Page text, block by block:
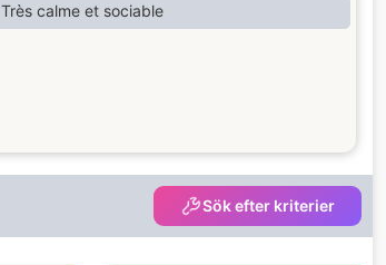
Très calme et sociable
Sök efter kriterier